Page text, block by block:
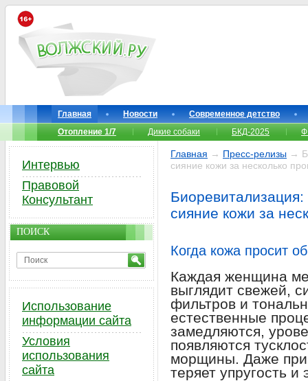
Главная Новости
Современное детство
Отопление 1/7
Дикие собаки БКД-2025
Главная → Пресс-релизы →
сияние кожи за несколько
сияние кожи за
Когда кожа просит
Каждая женщина
выглядит свежей,
фильтров и
естественные
замедляются,
появляются
морщины. Даже при
теряет упругость и
Интервью
Правовой
Консультант
ПОИСК
Использование
информации сайта
Условия
использования
сайта